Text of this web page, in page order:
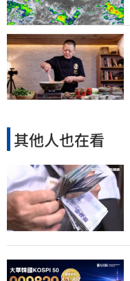
其他人也在看